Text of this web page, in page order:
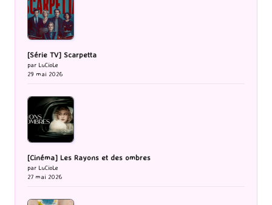
[Série TV] Scarpetta
par LuCioLe
29 mai 2026
[Cinéma] Les Rayons et des ombres
par LuCioLe
27 mai 2026